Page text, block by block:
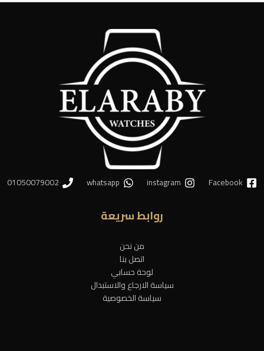
Facebook
instagram
whatsapp
01050079002
روابط سريعة
من نحن
اتصل بنا
لوحة حسابي
سياسة الارجاع والاستبدال
سياسة الخصوصية